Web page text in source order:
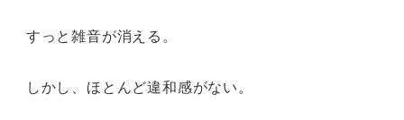
すっと雑音が消える。
しかし、ほとんど違和感がない。